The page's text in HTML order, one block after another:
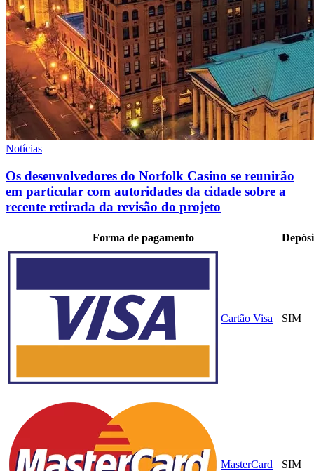
Notícias
Os desenvolvedores do Norfolk Casino se reunirão
em particular com autoridades da cidade sobre a
recente retirada da revisão do projeto
Forma de pagamento
Cartão Visa SIM
MasterCard SIM